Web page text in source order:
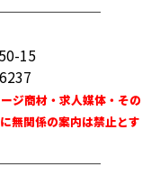
15
ジ商材・求人媒体・その
無関係の案内は禁止とす